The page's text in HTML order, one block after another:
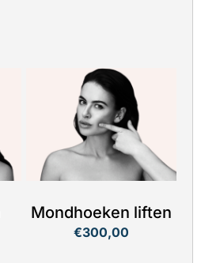
Mondhoeken liften
€300,00